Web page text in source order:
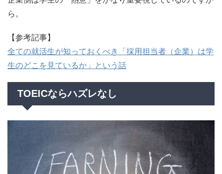
ら。
【参考記事】
全ての就活生が知っておくべき「採用担当者（企業）は学
生のどこを見ているか」という話
TOEICならハズレなし